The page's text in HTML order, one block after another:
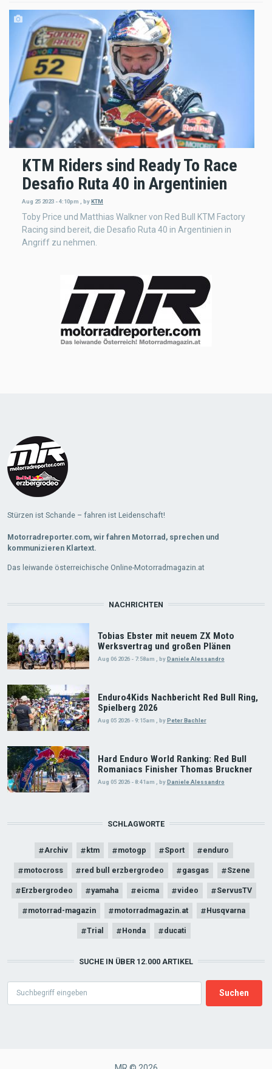
KTM Riders sind Ready To Race
Desafio Ruta 40 in Argentinien
Aug 25 2023 - 4:10pm , by KTM
Toby Price und Matthias Walkner von Red Bull KTM Factory
Racing sind bereit, die Desafio Ruta 40 in Argentinien in
Angriff zu nehmen.
Stürzen ist Schande – fahren ist Leidenschaft!
Motorradreporter.com, wir fahren Motorrad, sprechen und
kommunizieren Klartext.
Das leiwande österreichische Online-Motorradmagazin.at
NACHRICHTEN
Tobias Ebster mit neuem ZX Moto
Werksvertrag und großen Plänen
Aug 06 2026 - 7:58am , byDaniele Alessandro
Enduro4Kids Nachbericht Red Bull Ring,
Spielberg 2026
Aug 05 2026 - 9:15am byPeter Bachler
Hard Enduro World Ranking: Red Bull
Romaniacs Finisher Thomas Bruckner
Aug 05 2026 - 8:41am byDaniele Alessandro
SCHLAGWORTE
Archiv ktm motogp Sport enduro
motocross red bull erzbergrodeo gasgas Szene
Erzbergrodeo yamaha eicma video ServusTV
motorrad-magazin motorradmagazin.at Husqvarna
Trial Honda ducati
SUCHE IN ÜBER 12.000 ARTIKEL